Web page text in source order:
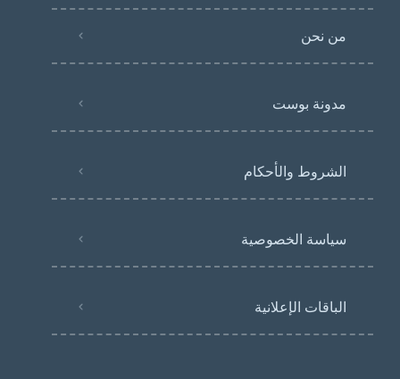
من نحن
مدونة بوست
الشروط والأحكام
سياسة الخصوصية
الباقات الإعلانية